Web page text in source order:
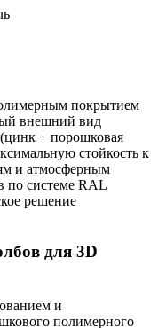
покрытием
внешний вид
+ порошковая
стойкость к
и атмосферным
по системе RAL
решение
для 3D
и
полимерного